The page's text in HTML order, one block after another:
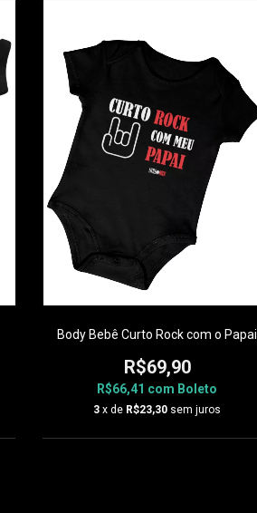
Body Bebê Curto Rock com o Papai
R$69,90
R$66,41 com Boleto
3 x de R$23,30 sem juros